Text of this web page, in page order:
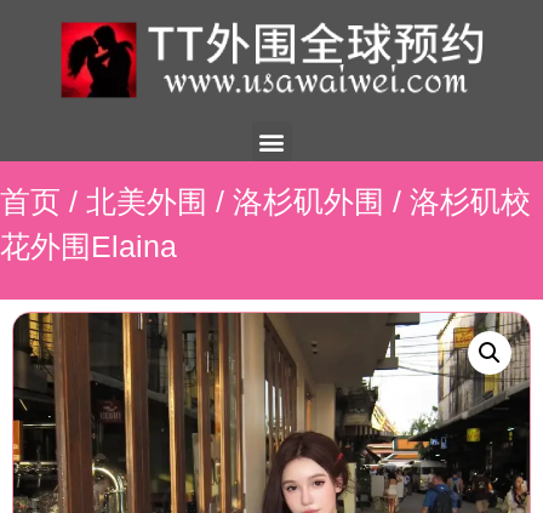
首页 / 北美外围 / 洛杉矶外围 / 洛杉矶校
花外围Elaina